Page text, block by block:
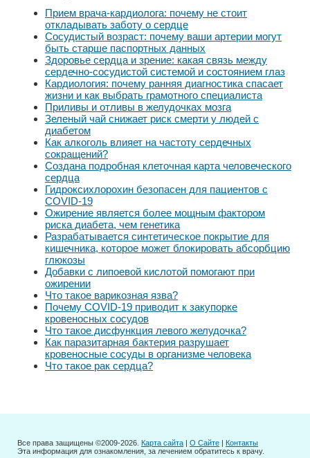
Прием врача-кардиолога: почему не стоит
откладывать заботу о сердце
Сосудистый возраст: почему ваши артерии могут
быть старше паспортных данных
Здоровье сердца и зрение: какая связь между
сердечно-сосудистой системой и состоянием глаз
Кардиология: почему ранняя диагностика спасает
жизни и как выбрать грамотного специалиста
Приливы и отливы в желудочках мозга
Зеленый чай снижает риск смерти у людей с
диабетом
Как алкоголь влияет на частоту сердечных
сокращений?
Создана подробная клеточная карта человеческого
сердца
Гидроксихлорохин безопасен для пациентов с
COVID-19
Ожирение является более мощным фактором
риска диабета, чем генетика
Разрабатывается синтетическое покрытие для
кишечника, которое может блокировать абсорбцию
глюкозы
Добавки с липоевой кислотой помогают при
ожирении
Что такое варикозная язва?
Почему COVID-19 приводит к закупорке
кровеносных сосудов
Что такое дисфункция левого желудочка?
Как паразитарная бактерия разрушает
кровеносные сосуды в организме человека
Что такое рак сердца?
Все права защищены ©2009-2026. Карта сайта | О Сайте | Контакты
Эта информация для ознакомления, за лечением обратитесь к врачу.